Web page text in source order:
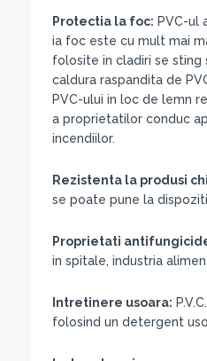
Protectia la foc: PVC-ul
ia foc este cu mult mai
folosite in cladiri se sting
caldura raspandita de
PVC-ului in loc de lemn
a proprietatilor conduc
incendiilor.
Rezistenta la produsi
se poate pune la
Proprietati
in spitale, industria
Intretinere usoara:
folosind un detergent